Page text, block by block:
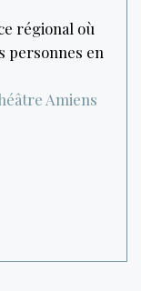
régional où
personnes en
Amiens